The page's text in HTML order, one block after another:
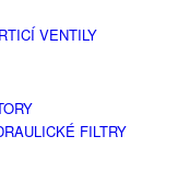
VENTILY
FILTRY